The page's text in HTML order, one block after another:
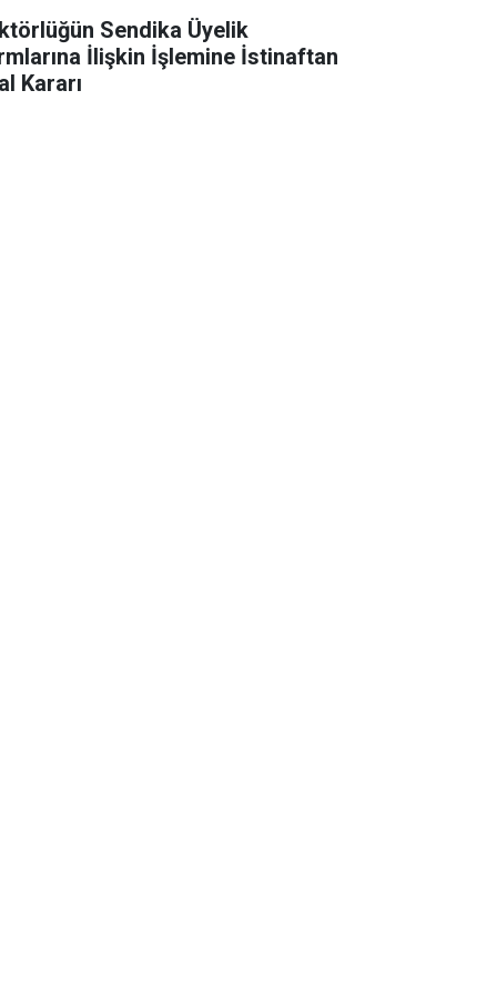
Sendika Üyelik
İlişkin İşlemine İstinaftan
Kararı